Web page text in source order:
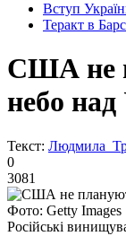
Вступ
Теракт в
США не
небо
Текст: Людмила
0
3081
Фото: Getty Images
Російські